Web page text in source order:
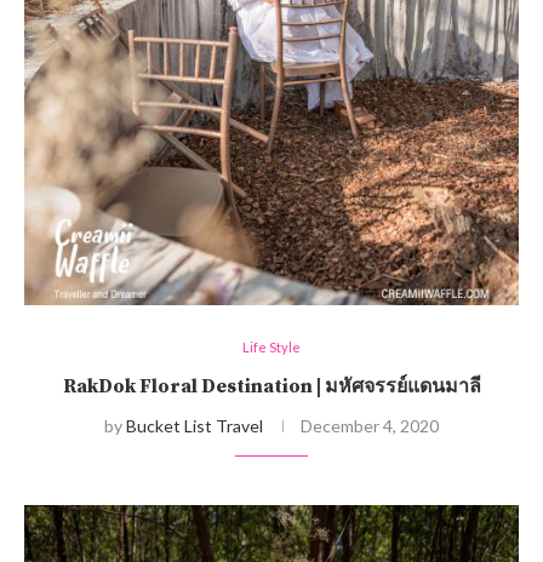
Life Style
RakDok Floral Destination | มหัศจรรย์แดนมาลี
byBucket List Travel December 4, 2020